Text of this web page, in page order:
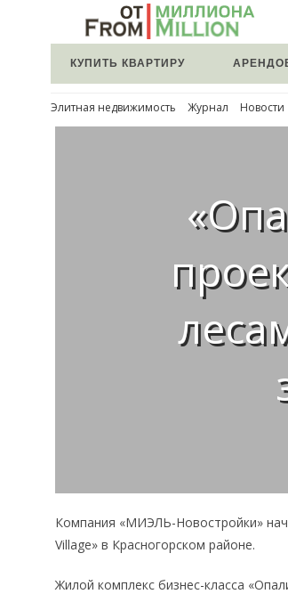
КУПИТЬ КВАРТИРУ
Элитная недвижимость Журнал Новости
Компания «МИЭЛЬ-Новостройки»
Village» в Красногорском районе.
Жилой комплекс бизнес-класса